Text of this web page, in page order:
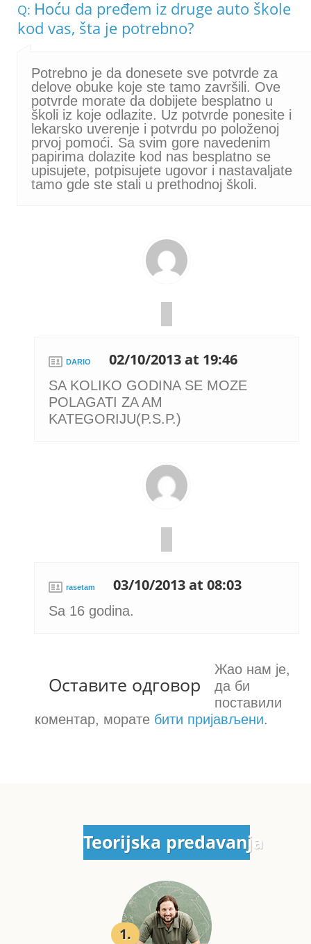
Q: Hoću da pređem iz druge auto škole
kod vas, šta je potrebno?
Potrebno je da donesete sve potvrde za
delove obuke koje ste tamo završili. Ove
potvrde morate da dobijete besplatno u
školi iz koje odlazite. Uz potvrde ponesite i
lekarsko uverenje i potvrdu po položenoj
prvoj pomoći. Sa svim gore navedenim
papirima dolazite kod nas besplatno se
upisujete, potpisujete ugovor i nastavaljate
tamo gde ste stali u prethodnoj školi.
DARIO 02/10/2013 at 19:46
SA KOLIKO GODINA SE MOZE
POLAGATI ZA AM
KATEGORIJU(P.S.P.)
rasetam 03/10/2013 at 08:03
Sa 16 godina.
Оставите одговор
Жао нам је,
да би
поставили
коментар, морате бити пријављени.
Teorijska predavanja
1.